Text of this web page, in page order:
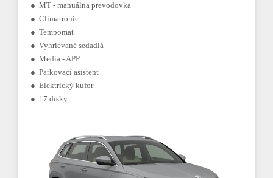
● MT - manuálna prevodovka
● Climatronic
● Tempomat
● Vyhrievané sedadlá
● Media - APP
● Parkovací asistent
● Elektrický kufor
● 17 disky